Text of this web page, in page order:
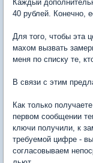
Каждый
40 рублей. Конечно,
Для того, чтобы эта
махом вызвать
меня по списку те,
В связи с этим
Как только
первом сообщении
ключи получили, к
требуемой цифре -
согласовываем